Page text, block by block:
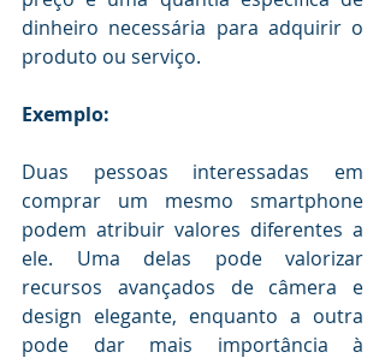
dinheiro necessária para adquirir o
produto ou serviço.
Exemplo:
Duas pessoas interessadas em
comprar um mesmo smartphone
podem atribuir valores diferentes a
ele. Uma delas pode valorizar
recursos avançados de câmera e
design elegante, enquanto a outra
pode dar mais importância à